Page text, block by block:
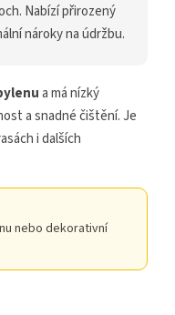
Nabízí přirozený
nároky na údržbu.
a má nízký
a snadné čištění. Je
i dalších
nebo dekorativní